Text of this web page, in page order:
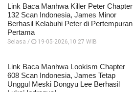
Link Baca Manhwa Killer Peter Chapter
132 Scan Indonesia, James Minor
Berhasil Kelabuhi Peter di Pertempuran
Pertama
Selasa / 19-05-2026,10:27 WIB
Link Baca Manhwa Lookism Chapter
608 Scan Indonesia, James Tetap
Unggul Meski Dongyu Lee Berhasil